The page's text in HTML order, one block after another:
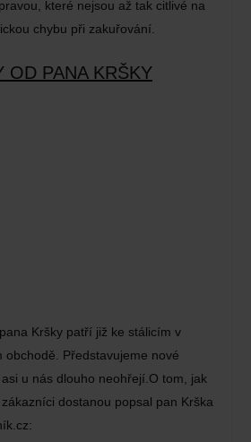
které nejsou až tak citlivé na
chybu při zakuřování.
OD PANA KRŠKY
Kršky patří již ke stálicím v
obchodě. Představujeme nové
u nás dlouho neohřejí.O tom, jak
dostanou popsal pan Krška